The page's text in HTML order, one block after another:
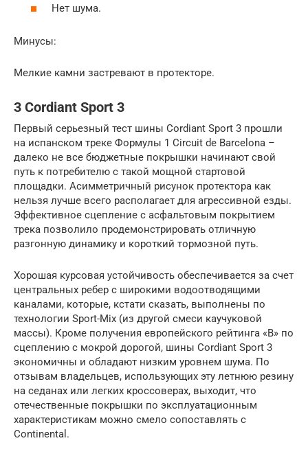
Нет шума.
Минусы:
Мелкие камни застревают в протекторе.
3 Cordiant Sport 3
Первый серьезный тест шины Cordiant Sport 3 прошли
на испанском треке Формулы 1 Circuit de Barcelona –
далеко не все бюджетные покрышки начинают свой
путь к потребителю с такой мощной стартовой
площадки. Асимметричный рисунок протектора как
нельзя лучше всего располагает для агрессивной езды.
Эффективное сцепление с асфальтовым покрытием
трека позволило продемонстрировать отличную
разгонную динамику и короткий тормозной путь.
Хорошая курсовая устойчивость обеспечивается за счет
центральных ребер с широкими водоотводящими
каналами, которые, кстати сказать, выполнены по
технологии Sport-Mix (из другой смеси каучуковой
массы). Кроме получения европейского рейтинга «В» по
сцеплению с мокрой дорогой, шины Cordiant Sport 3
экономичны и обладают низким уровнем шума. По
отзывам владельцев, использующих эту летнюю резину
на седанах или легких кроссоверах, выходит, что
отечественные покрышки по эксплуатационным
характеристикам можно смело сопоставлять с
Continental.